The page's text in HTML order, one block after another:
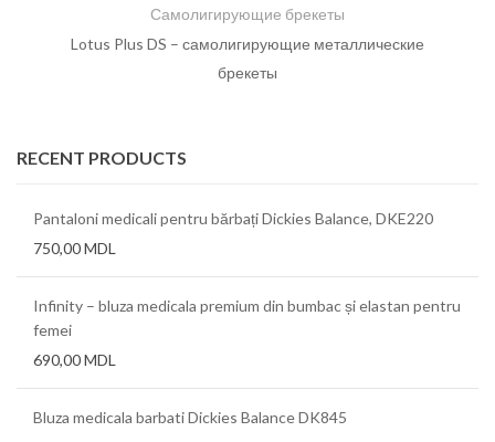
Самолигирующие брекеты
Lotus Plus DS – самолигирующие металлические
брекеты
RECENT PRODUCTS
Pantaloni medicali pentru bărbați Dickies Balance, DKE220
750,00MDL
Infinity – bluza medicala premium din bumbac și elastan pentru
femei
690,00MDL
Bluza medicala barbati Dickies Balance DK845